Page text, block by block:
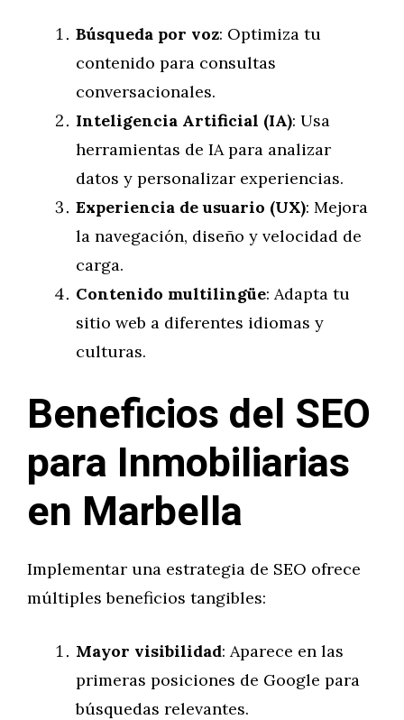
Búsqueda por voz: Optimiza tu
contenido para consultas
conversacionales.
Inteligencia Artificial (IA): Usa
herramientas de IA para analizar
datos y personalizar experiencias.
Experiencia de usuario (UX): Mejora
la navegación, diseño y velocidad de
carga.
Contenido multilingüe: Adapta tu
sitio web a diferentes idiomas y
culturas.
Beneficios del SEO
para Inmobiliarias
en Marbella
Implementar una estrategia de SEO ofrece
múltiples beneficios tangibles:
Mayor visibilidad: Aparece en las
primeras posiciones de Google para
búsquedas relevantes.